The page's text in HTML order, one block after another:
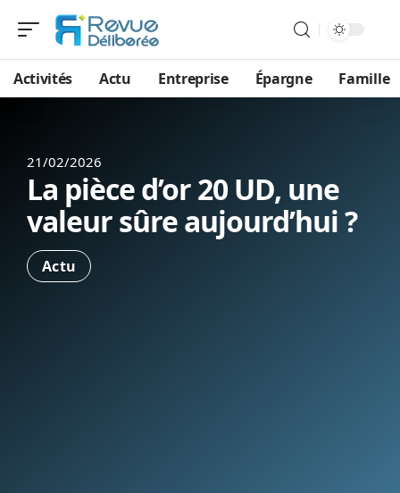
Activités Actu Entreprise Épargne Famille
21/02/2026
La pièce d’or 20 UD, une
valeur sûre aujourd’hui ?
Actu